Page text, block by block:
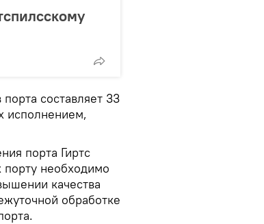
составляет 33
исполнением,
порта Гиртс
порту необходимо
качества
обработке